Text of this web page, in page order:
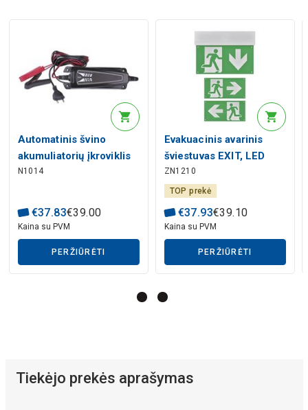
Automatinis švino
akumuliatorių įkroviklis
6/12V 1.2-120Ah 4A 7-
N1014
€37.83€39.00
Kaina su PVM
PERŽIŪRĖTI
Evakuacinis avarinis
šviestuvas EXIT, LED
230V AC 3W 30lm 3val.,
su baterija, EMOS
ZN1210
TOP prekė
€37.93€39.10
Kaina su PVM
PERŽIŪRĖTI
Tiekėjo prekės aprašymas